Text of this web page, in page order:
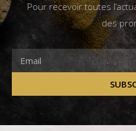
Pour recevoir toutes
des